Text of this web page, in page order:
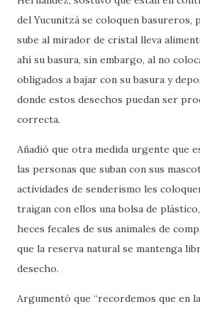
del Yucunitzá se coloquen basureros,
sube al mirador de cristal lleva
ahí su basura, sin embargo, al no
obligados a bajar con su basura y
donde estos desechos puedan ser
correcta.
Añadió que otra medida urgente que
las personas que suban con sus
actividades de senderismo les
traigan con ellos una bolsa de
heces fecales de sus animales de
que la reserva natural se mantenga
desecho.
Argumentó que “recordemos que en